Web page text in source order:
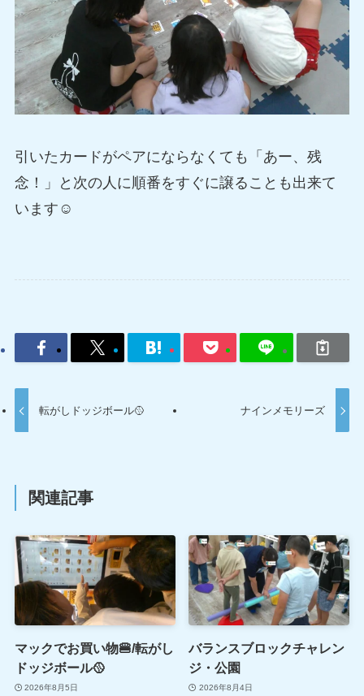
引いたカードがペアにならなくても「あー、残
念！」と次の人に順番をすぐに譲ることも出来て
います☺
転がしドッジボール🥎 ナインメモリーズ
関連記事
マックでお買い物🍔/転がし
ドッジボール🥎
2026年8月5日
バランスブロックチャレン
ジ・公園
2026年8月4日